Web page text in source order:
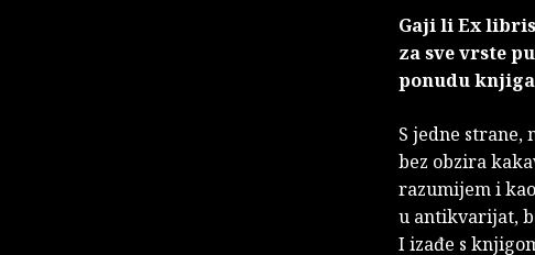
Gaji li Ex
za sve vrste
ponudu
S jedne
bez obzira
razumijem i
u antikvarijat,
I izađe s